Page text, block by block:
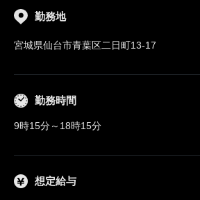
勤務地
宮城県仙台市青葉区二日町13-17
勤務時間
9時15分～18時15分
想定給与